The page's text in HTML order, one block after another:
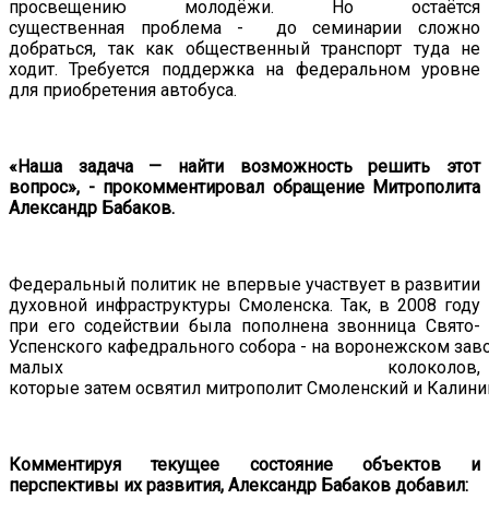
просвещению молодёжи. Но остаётся
существенная проблема-
до семинарии сложно
добраться, так как общественный транспорт туда не
ходит.Требуется поддержкана федеральном уровне
для приобретения автобуса.
«Наша задача — найти возможность решить этот
вопрос», - прокомментировал обращение Митрополита
Александр Бабаков.
Федеральный политик не впервые участвует в развитии
духовной инфраструктуры Смоленска. Так, в 2008 году
при его содействии была пополнена звонница Свято-
Успенского кафедрального собора - на воронежском
малых
колоколов,
которые затем освятил митрополит Смоленский и
Комментируя текущее состояние объектов и
перспективы их развития, Александр Бабаков добавил: